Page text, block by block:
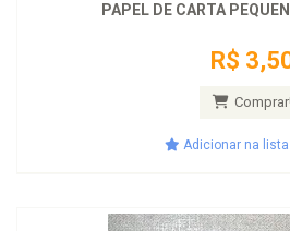
PAPEL DE CARTA
R$
Adicionar na